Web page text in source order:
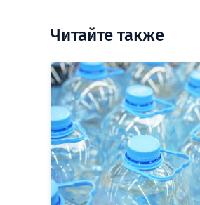
Читайте также